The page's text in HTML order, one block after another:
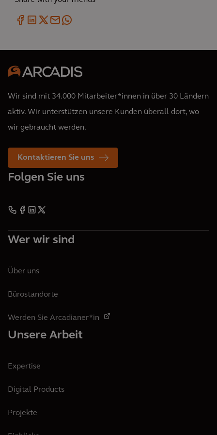
Wir sind mit 34.000 Mitarbeiter*innen in über 30 Ländern
aktiv. Wir unterstützen unsere Kunden überall dort, wo
wir gebraucht werden.
Kontaktieren Sie uns
Folgen Sie uns
Wer wir sind
Über uns
Bürostandorte
Werden Sie Arcadianer*in
Unsere Arbeit
Expertise
Digital Products
Projekte